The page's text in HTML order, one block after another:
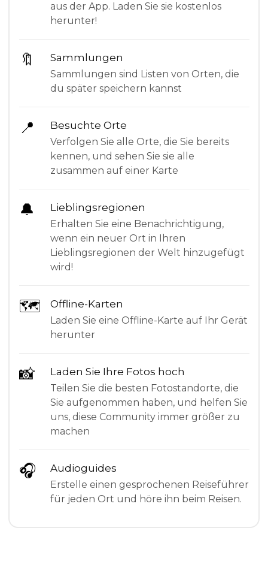
aus der App. Laden Sie sie kostenlos
herunter!
🔖 Sammlungen
Sammlungen sind Listen von Orten, die
du später speichern kannst
📍 Besuchte Orte
Verfolgen Sie alle Orte, die Sie bereits
kennen, und sehen Sie sie alle
zusammen auf einer Karte
🔔 Lieblingsregionen
Erhalten Sie eine Benachrichtigung,
wenn ein neuer Ort in Ihren
Lieblingsregionen der Welt hinzugefügt
wird!
🗺 Offline-Karten
Laden Sie eine Offline-Karte auf Ihr Gerät
herunter
📸 Laden Sie Ihre Fotos hoch
Teilen Sie die besten Fotostandorte, die
Sie aufgenommen haben, und helfen Sie
uns, diese Community immer größer zu
machen
🎧 Audioguides
Erstelle einen gesprochenen Reiseführer
für jeden Ort und höre ihn beim Reisen.